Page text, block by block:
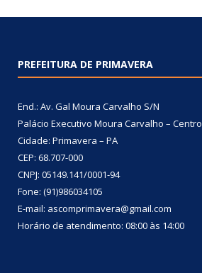
PREFEITURA DE PRIMAVERA
End.: Av. Gal Moura Carvalho S/N
Palácio Executivo Moura Carvalho – Centro
Cidade: Primavera – PA
CEP: 68.707-000
CNPJ: 05149.141/0001-94
Fone: (91)986034105
E-mail: ascomprimavera@gmail.com
Horário de atendimento: 08:00 às 14:00